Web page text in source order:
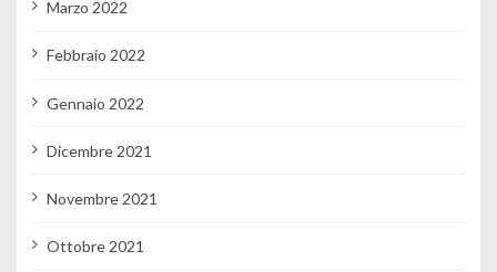
Marzo 2022
Febbraio 2022
Gennaio 2022
Dicembre 2021
Novembre 2021
Ottobre 2021